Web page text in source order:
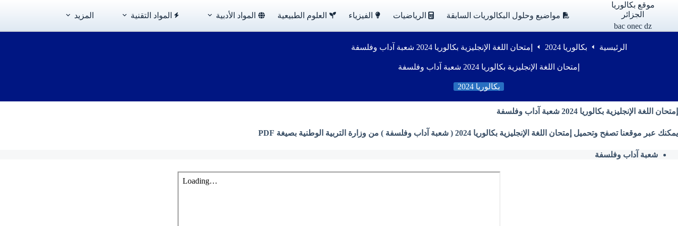
موقع بكالوريا
الجزائر
bac onec dz
مواضيع وحلول البكالوريات السابقة الرياضيات الفيزياء العلوم الطبيعية المواد الأدبية المواد التقنية المزيد
الرئيسية بكالوريا 2024 إمتحان اللغة الإنجليزية بكالوريا 2024 شعبة آداب وفلسفة
إمتحان اللغة الإنجليزية بكالوريا 2024 شعبة آداب وفلسفة
بكالوريا 2024
إمتحان اللغة الإنجليزية بكالوريا 2024 شعبة آداب وفلسفة
يمكنك عبر موقعنا تصفح وتحميل إمتحان اللغة الإنجليزية بكالوريا 2024 ( شعبة آداب وفلسفة ) من وزارة التربية الوطنية بصيغة PDF
شعبة آداب وفلسفة